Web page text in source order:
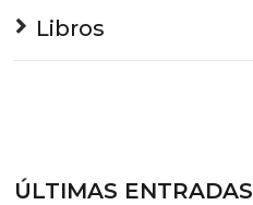
Libros
ÚLTIMAS ENTRADAS